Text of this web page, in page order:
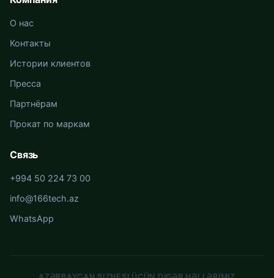
О нас
Контакты
Истории клиентов
Пресса
Партнёрам
Прокат по маркам
Связь
+994 50 224 73 00
info@166tech.az
WhatsApp